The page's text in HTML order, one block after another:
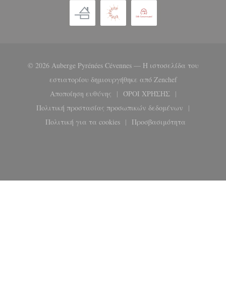
© 2026 Auberge Pyrénées Cévennes — Η ιστοσελίδα του
εστιατορίου δημιουργήθηκε από Zenchef((ανοίγει σε
Αποποίηση ευθύνης
((ανοίγει σε νέο παράθυρο))
ΌΡΟΙ ΧΡΉΣΗΣ
((ανοίγει σε νέο
Πολιτική προστασίας προσωπικών δεδομένων
((ανοίγει σε νέο παράθυρο))
Πολιτική για τα cookies
((ανοίγει σε νέο παράθυρο))
Προσβασιμότητα
((ανοίγει σε νέο